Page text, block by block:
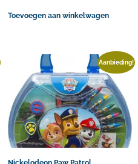
Toevoegen aan winkelwagen
Aanbieding!